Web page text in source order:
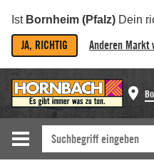
Ist Bornheim (Pfalz) Dein
JA, RICHTIG Anderen Markt